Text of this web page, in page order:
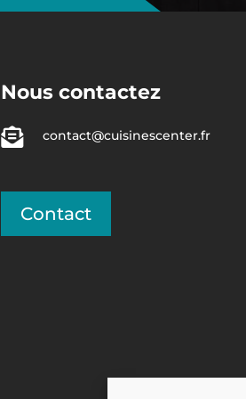
Nous contactez
 contact@cuisinescenter.fr
Contact